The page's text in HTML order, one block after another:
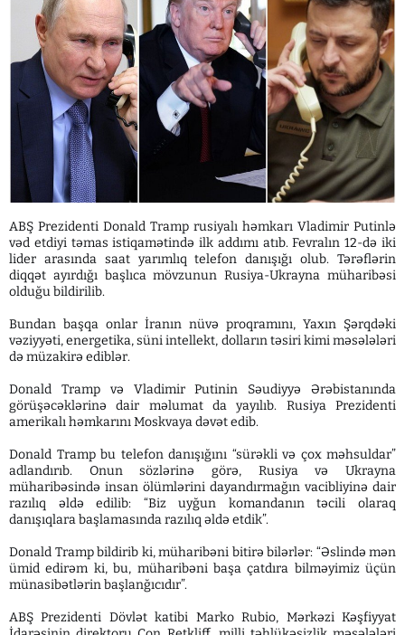
ABŞ Prezidenti Donald Tramp rusiyalı həmkarı Vladimir Putinlə
vəd etdiyi təmas istiqamətində ilk addımı atıb. Fevralın 12-də iki
lider arasında saat yarımlıq telefon danışığı olub. Tərəflərin
diqqət ayırdığı başlıca mövzunun Rusiya-Ukrayna müharibəsi
olduğu bildirilib.
Bundan başqa onlar İranın nüvə proqramını, Yaxın Şərqdəki
vəziyyəti, energetika, süni intellekt, dolların təsiri kimi məsələləri
də müzakirə ediblər.
Donald Tramp və Vladimir Putinin Səudiyyə Ərəbistanında
görüşəcəklərinə dair məlumat da yayılıb. Rusiya Prezidenti
amerikalı həmkarını Moskvaya dəvət edib.
Donald Tramp bu telefon danışığını “sürəkli və çox məhsuldar”
adlandırıb. Onun sözlərinə görə, Rusiya və Ukrayna
müharibəsində insan ölümlərini dayandırmağın vacibliyinə dair
razılıq əldə edilib: “Biz uyğun komandanın təcili olaraq
danışıqlara başlamasında razılıq əldə etdik”.
Donald Tramp bildirib ki, müharibəni bitirə bilərlər: “Əslində mən
ümid edirəm ki, bu, müharibəni başa çatdıra bilməyimiz üçün
münasibətlərin başlanğıcıdır”.
ABŞ Prezidenti Dövlət katibi Marko Rubio, Mərkəzi Kəşfiyyat